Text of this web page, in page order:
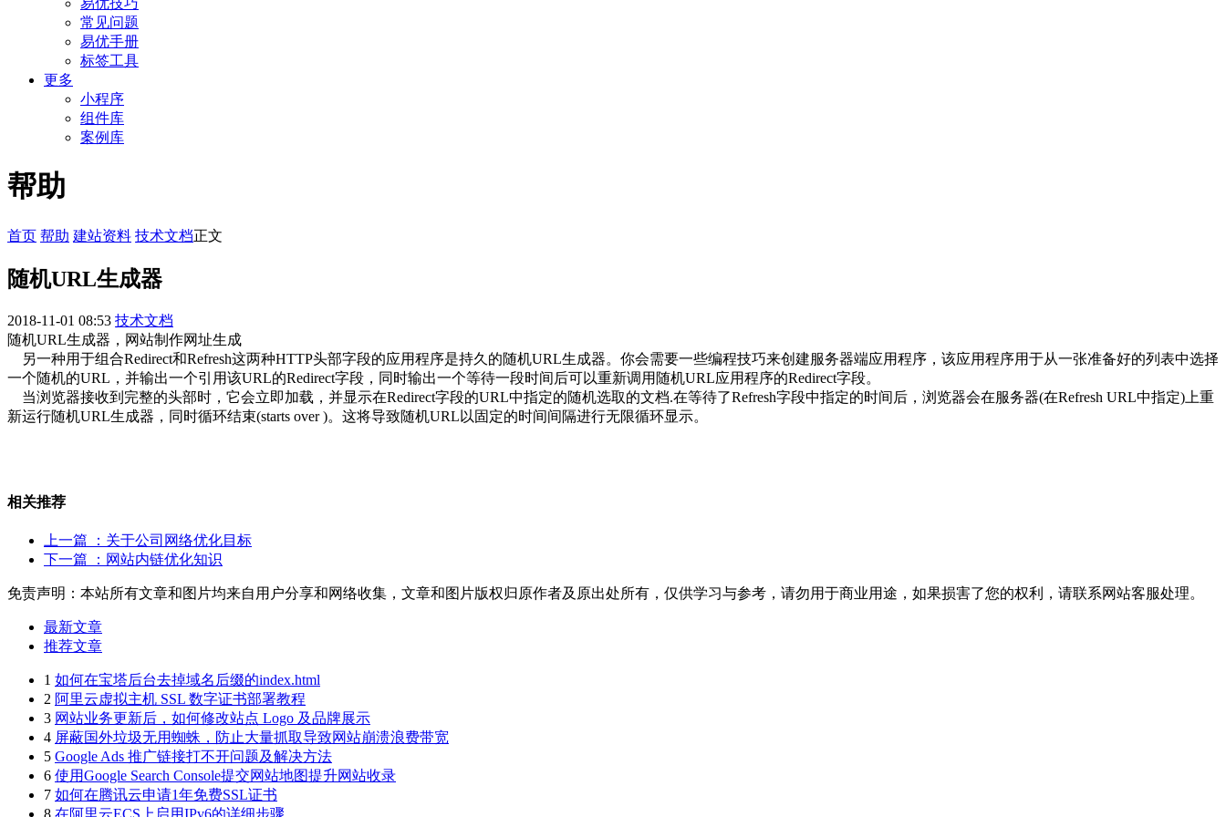
易优技巧
常见问题
易优手册
标签工具
更多
小程序
组件库
案例库
帮助
首页 帮助 建站资料 技术文档正文
随机URL生成器
2018-11-01 08:53 技术文档
随机URL生成器，网站制作网址生成
另一种用于组合Redirect和Refresh这两种HTTP头部字段的应用程序是持久的随机URL生成器。你会需要一些编程技巧来创建服务器端应用程序，该应用程序用于从一张准备好的列表中选择
一个随机的URL，并输出一个引用该URL的Redirect字段，同时输出一个等待一段时间后可以重新调用随机URL应用程序的Redirect字段。
当浏览器接收到完整的头部时，它会立即加载，并显示在Redirect字段的URL中指定的随机选取的文档.在等待了Refresh字段中指定的时间后，浏览器会在服务器(在Refresh URL中指定)上重
新运行随机URL生成器，同时循环结束(starts over )。这将导致随机URL以固定的时间间隔进行无限循环显示。
相关推荐
上一篇
：关于公司网络优化目标
下一篇
：网站内链优化知识
免责声明：本站所有文章和图片均来自用户分享和网络收集，文章和图片版权归原作者及原出处所有，仅供学习与参考，请勿用于商业用途，如果损害了您的权利，请联系网站客服处理。
最新文章
推荐文章
1 如何在宝塔后台去掉域名后缀的index.html
2 阿里云虚拟主机 SSL 数字证书部署教程
3 网站业务更新后，如何修改站点 Logo 及品牌展示
4 屏蔽国外垃圾无用蜘蛛，防止大量抓取导致网站崩溃浪费带宽
5 Google Ads 推广链接打不开问题及解决方法
6 使用Google Search Console提交网站地图提升网站收录
7 如何在腾讯云申请1年免费SSL证书